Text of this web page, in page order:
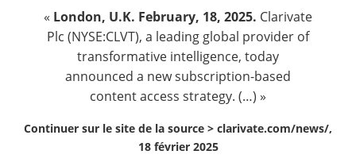
« London, U.K. February, 18, 2025. Clarivate
Plc (NYSE:CLVT), a leading global provider of
transformative intelligence, today
announced a new subscription-based
content access strategy. (…) »
Continuer sur le site de la source > clarivate.com/news/,
18 février 2025